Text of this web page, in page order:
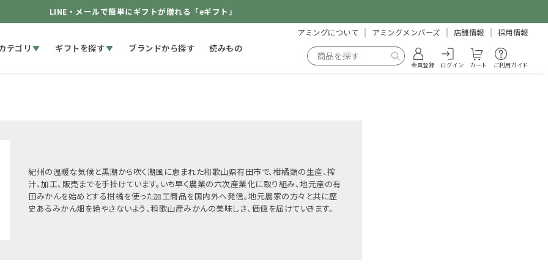
LINE・メールで簡単にギフトが贈れる「eギフト」
テゴリ ギフトを探す ブランドから探す 読みもの
アミングについて アミングメンバーズ 店舗情報 採用情報
会員登録 ログイン カート ご利用ガイド
紀州の温暖な気候と黒潮から吹く潮風に恵まれた和歌山県有田市で、柑橘類の生産、搾
汁、加工、販売までを手掛けています。いち早く農業の六次産業化に取り組み、地元産の有
田みかんを始めとする柑橘を使った加工商品を国内外へ発信。地元農家の方々と共に歴
史あるみかん畑を絶やさないよう、和歌山産みかんの美味しさ、価値を届けていきます。